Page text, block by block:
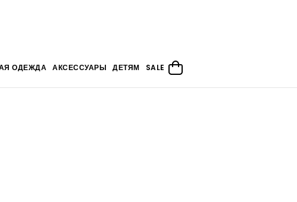
ОДЕЖДА АКСЕССУАРЫ ДЕТЯМ SALE